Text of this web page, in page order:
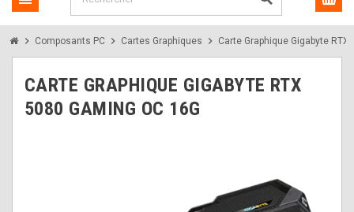
chevron_right Composants PC chevron_right Cartes Graphiques chevron_right Carte Graphique Gigabyte RTX
CARTE GRAPHIQUE GIGABYTE RTX
5080 GAMING OC 16G